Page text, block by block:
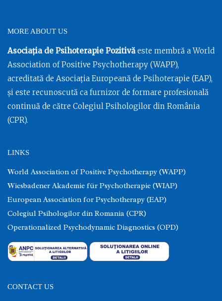
MORE ABOUT US
Asociația de Psihoterapie Pozitivăeste membră a World
Association of Positive Psychotherapy (WAPP),
acreditată de Asociația Europeană de Psihoterapie (EAP),
și este recunoscută ca furnizor de formare profesională
continuă de către Colegiul Psihologilor din România
(CPR).
LINKS
World Association of Positive Psychotherapy (WAPP)
Wiesbadener Akademie für Psychotherapie (WIAP)
European Association for Psychotherapy (EAP)
Colegiul Psihologilor din Romania (CPR)
Operationalized Psychodynamic Diagnostics (OPD)
CONTACT US